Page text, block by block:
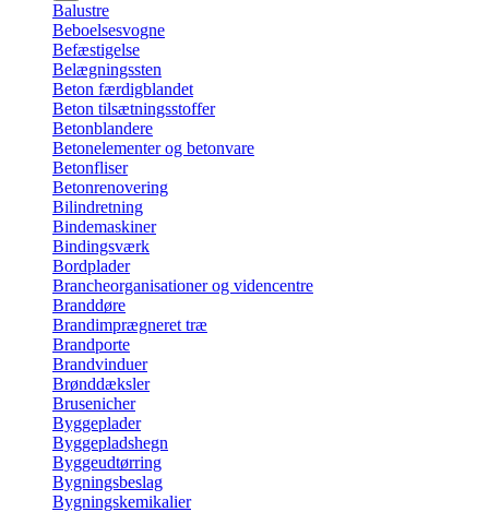
Balustre
Beboelsesvogne
Befæstigelse
Belægningssten
Beton færdigblandet
Beton tilsætningsstoffer
Betonblandere
Betonelementer og betonvare
Betonfliser
Betonrenovering
Bilindretning
Bindemaskiner
Bindingsværk
Bordplader
Brancheorganisationer og videncentre
Branddøre
Brandimprægneret træ
Brandporte
Brandvinduer
Brønddæksler
Brusenicher
Byggeplader
Byggepladshegn
Byggeudtørring
Bygningsbeslag
Bygningskemikalier